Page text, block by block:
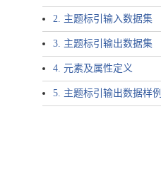
2. 主题标引输入数据集
3. 主题标引输出数据集
4. 元素及属性定义
5. 主题标引输出数据样例